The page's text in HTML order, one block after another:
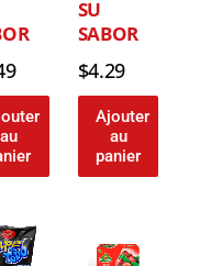
au
SU
SABOR
$4.29
Ajouter
au
panier